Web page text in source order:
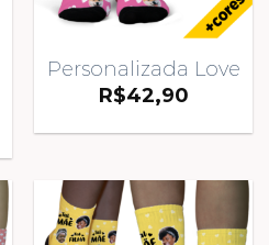
Personalizada Love
R$42,90